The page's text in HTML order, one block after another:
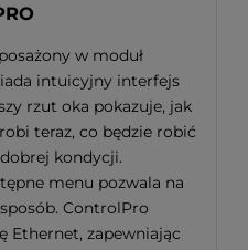
w moduł
intuicyjny interfejs
rzut oka pokazuje, jak
teraz, co będzie robić
kondycji.
menu pozwala na
ControlPro
Ethernet, zapewniając